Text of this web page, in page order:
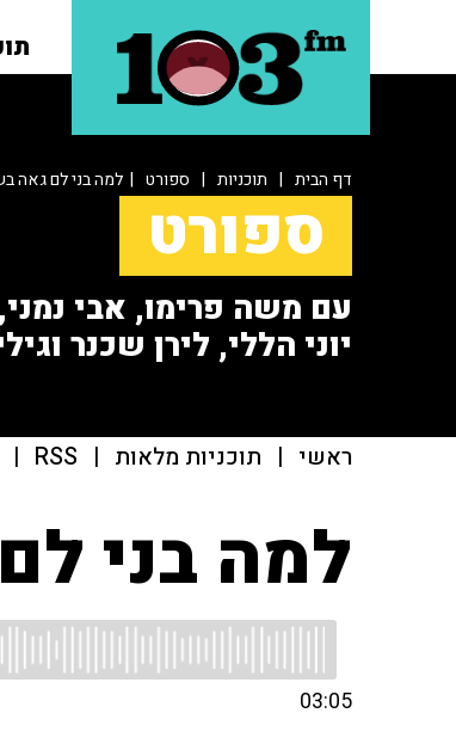
דף הבית | תוכניות | ספורט | למה בני לם גאה
ספורט
עם משה פרימו, אבי נמני,
יוני הללי, לירן שכנר
ראשי | תוכניות מלאות |
RSS
|
למה בני
03:05